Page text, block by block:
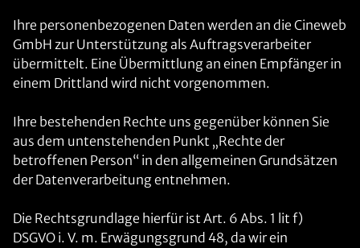
Ihre personenbezogenen Daten werden an die Cineweb
GmbH zur Unterstützung als Auftragsverarbeiter
übermittelt. Eine Übermittlung an einen Empfänger in
einem Drittland wird nicht vorgenommen.
Ihre bestehenden Rechte uns gegenüber können Sie
aus dem untenstehenden Punkt „Rechte der
betroffenen Person“ in den allgemeinen Grundsätzen
der Datenverarbeitung entnehmen.
Die Rechtsgrundlage hierfür ist Art. 6 Abs. 1 lit f)
DSGVO i. V. m. Erwägungsgrund 48, da wir ein